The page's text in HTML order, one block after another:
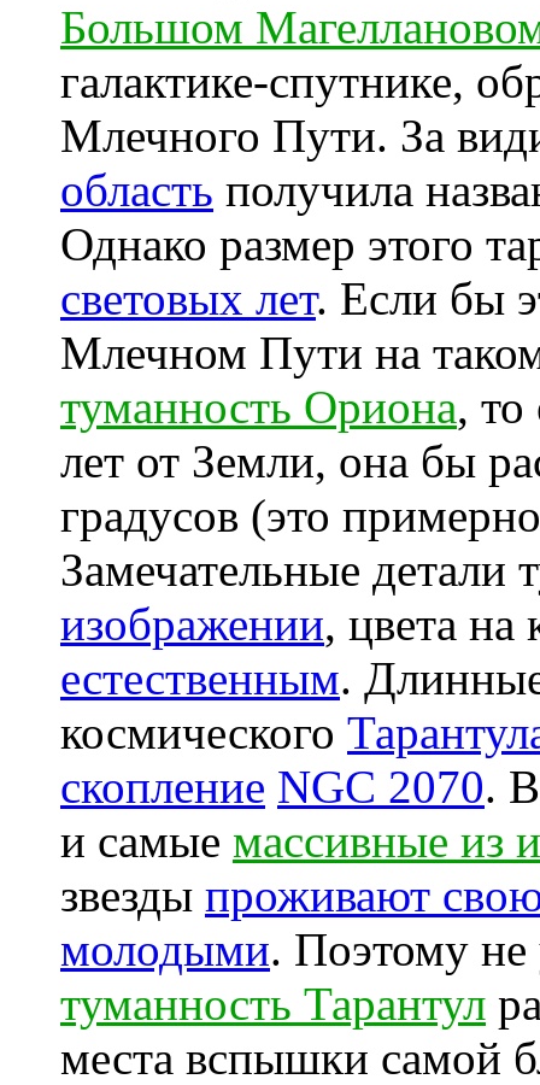
Большом
галактике-спутнике,
Млечного Пути. За
область получила
Однако размер этого
световых лет. Если бы
Млечном Пути на
туманность Ориона, то
лет от Земли, она бы
градусов (это
Замечательные детали
изображении, цвета на
естественным.
космического
скопление NGC 2070.
и самые массивные из
звезды проживают
молодыми. Поэтому не
туманность Тарантул
места вспышки самой